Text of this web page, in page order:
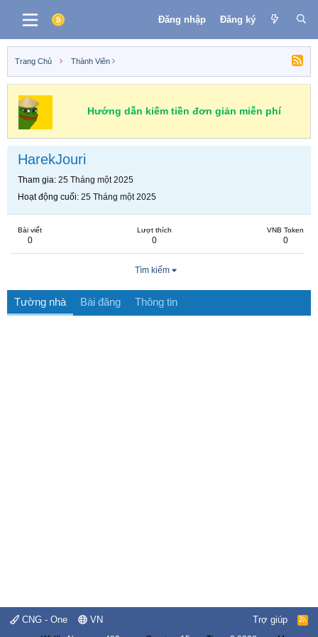
Đăng nhập Đăng ký
Trang Chủ Thành Viên
Hướng dẫn kiếm tiền đơn giản miễn phí
HarekJouri
Tham gia 25 Tháng một 2025
Hoạt động cuối 25 Tháng một 2025
Bài viết
0
Lượt thích
0
VNB Token
0
Tìm kiếm
Tường nhà Bài đăng Thông tin
CNG - One VN Trợ giúp
R